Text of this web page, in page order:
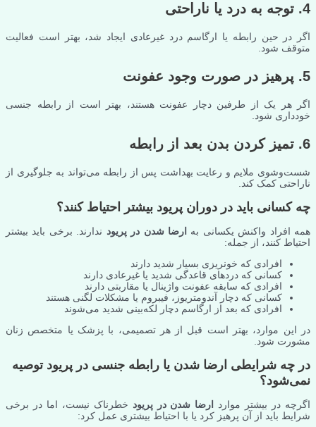
4. توجه به درد یا ناراحتی
اگر در حین رابطه یا ارگاسم درد غیرعادی ایجاد شد، بهتر است فعالیت
متوقف شود.
5. پرهیز در صورت وجود عفونت
اگر هر یک از طرفین دچار عفونت هستند، بهتر است از رابطه جنسی
خودداری شود.
6. تمیز کردن بدن بعد از رابطه
شست‌وشوی ملایم و رعایت بهداشت پس از رابطه می‌تواند به جلوگیری از
ناراحتی کمک کند.
چه کسانی باید در دوران پریود بیشتر احتیاط کنند؟
همه افراد واکنش یکسانی به ارضا شدن در پریود ندارند. برخی باید بیشتر
احتیاط کنند، از جمله:
افرادی که خونریزی بسیار شدید دارند
کسانی که دردهای قاعدگی شدید یا غیرعادی دارند
افرادی که سابقه عفونت واژینال یا مقاربتی دارند
کسانی که دچار آندومتریوز، فیبروم یا مشکلات لگنی هستند
افرادی که بعد از ارگاسم دچار لکه‌بینی شدید می‌شوند
در این موارد، بهتر است قبل از هر تصمیمی، با پزشک یا متخصص زنان
مشورت شود.
در چه شرایطی ارضا شدن یا رابطه جنسی در پریود توصیه
نمی‌شود؟
اگرچه در بیشتر موارد ارضا شدن در پریود خطرناک نیست، اما در برخی
شرایط باید از آن پرهیز کرد یا با احتیاط بیشتری عمل کرد: